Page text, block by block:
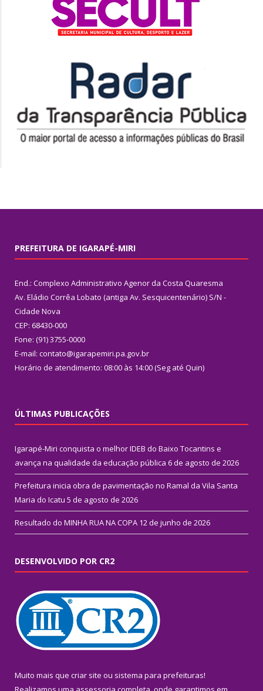
PREFEITURA DE IGARAPÉ-MIRI
End.: Complexo Administrativo Agenor da Costa Quaresma
Av. Eládio Corrêa Lobato (antiga Av. Sesquicentenário) S/N -
Cidade Nova
CEP: 68430-000
Fone: (91) 3755-0000
E-mail: contato@igarapemiri.pa.gov.br
Horário de atendimento: 08:00 às 14:00 (Seg até Quin)
ÚLTIMAS PUBLICAÇÕES
Igarapé-Miri conquista o melhor IDEB do Baixo Tocantins e
avança na qualidade da educação pública 6 de agosto de 2026
Prefeitura inicia obra de pavimentação no Ramal da Vila Santa
Maria do Icatu 5 de agosto de 2026
Resultado do MINHA RUA NA COPA 12 de junho de 2026
DESENVOLVIDO POR CR2
Muito mais que criar site ou sistema para prefeituras!